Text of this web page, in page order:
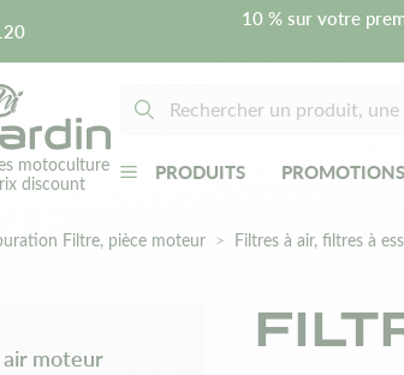
10 % sur votre
motoculture
discount
PRODUITS PROMOTIONS
Filtre, pièce moteur Filtres à air, filtres à
moteur